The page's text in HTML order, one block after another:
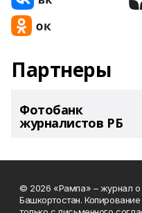
Партнеры
Фотобанк
журналистов РБ
© 2026 «Рампа» – журнал о
Башкортостан.